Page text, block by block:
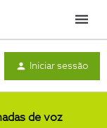
Menu
Iniciar sessão
de voz